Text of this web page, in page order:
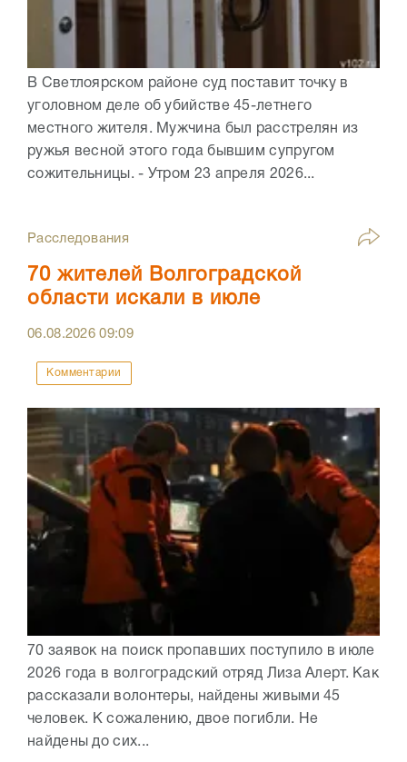
В Светлоярском районе суд поставит точку в
уголовном деле об убийстве 45-летнего
местного жителя. Мужчина был расстрелян из
ружья весной этого года бывшим супругом
сожительницы. - Утром 23 апреля 2026...
Расследования
70 жителей Волгоградской
области искали в июле
06.08.202609:09
Комментарии
70 заявок на поиск пропавших поступило в июле
2026 года в волгоградский отряд Лиза Алерт. Как
рассказали волонтеры, найдены живыми 45
человек. К сожалению, двое погибли. Не
найдены до сих...